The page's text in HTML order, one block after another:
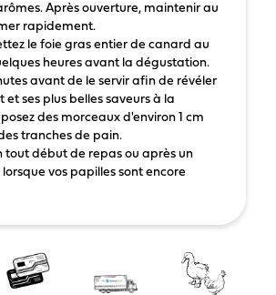
Après ouverture, maintenir au
rapidement.
le foie gras entier de canard au
heures avant la dégustation.
avant de le servir afin de révéler
ses plus belles saveurs à la
des morceaux d'environ 1 cm
tranches de pain.
tout début de repas ou après un
vos papilles sont encore